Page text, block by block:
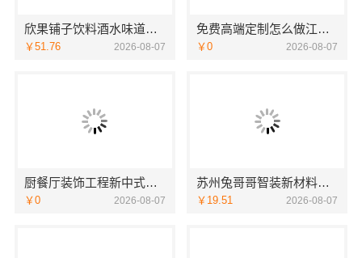
欣果铺子饮料酒水味道非常不错
￥51.76 2026-08-07
免费高端定制怎么做江苏东钢金属家居有限公司
￥0 2026-08-07
厨餐厅装饰工程新中式为什么江苏东钢金属家居有限公司
￥0 2026-08-07
苏州兔哥哥智装新材料有限公司婚房设计施工一体化
￥19.51 2026-08-07